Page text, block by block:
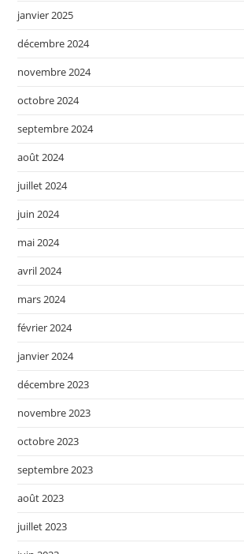
janvier 2025
décembre 2024
novembre 2024
octobre 2024
septembre 2024
août 2024
juillet 2024
juin 2024
mai 2024
avril 2024
mars 2024
février 2024
janvier 2024
décembre 2023
novembre 2023
octobre 2023
septembre 2023
août 2023
juillet 2023